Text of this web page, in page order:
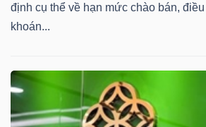
định cụ thể về hạn mức chào bán,
khoán...
DÙNG
KHÔNG
THIẾT